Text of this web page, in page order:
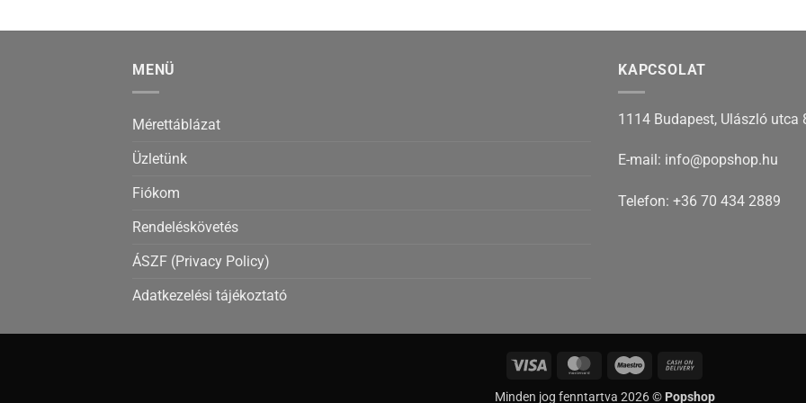
MENÜ
Mérettáblázat
Üzletünk
Fiókom
Rendeléskövetés
ÁSZF (Privacy Policy)
Adatkezelési tájékoztató
KAPCSOLAT
1114 Budapest, Ulászló utca
E-mail: info@popshop.hu
Telefon: +36 70 434 2889
Visa MasterCardMaestro
Minden jog fenntartva 2026 © Popshop